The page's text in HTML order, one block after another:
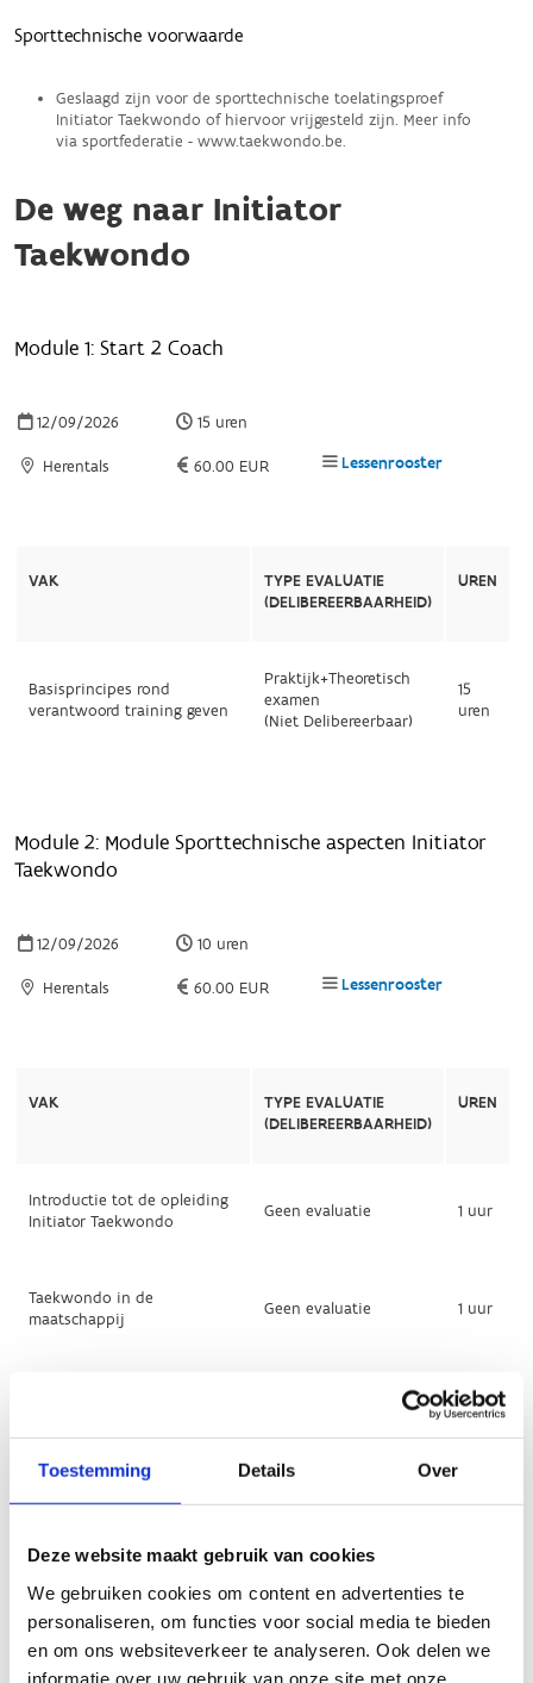
Toestemming Details Over
Deze website maakt gebruik van cookies
We gebruiken cookies om content en advertenties te
personaliseren, om functies voor social media te bieden
en om ons websiteverkeer te analyseren. Ook delen we
informatie over uw gebruik van onze site met onze